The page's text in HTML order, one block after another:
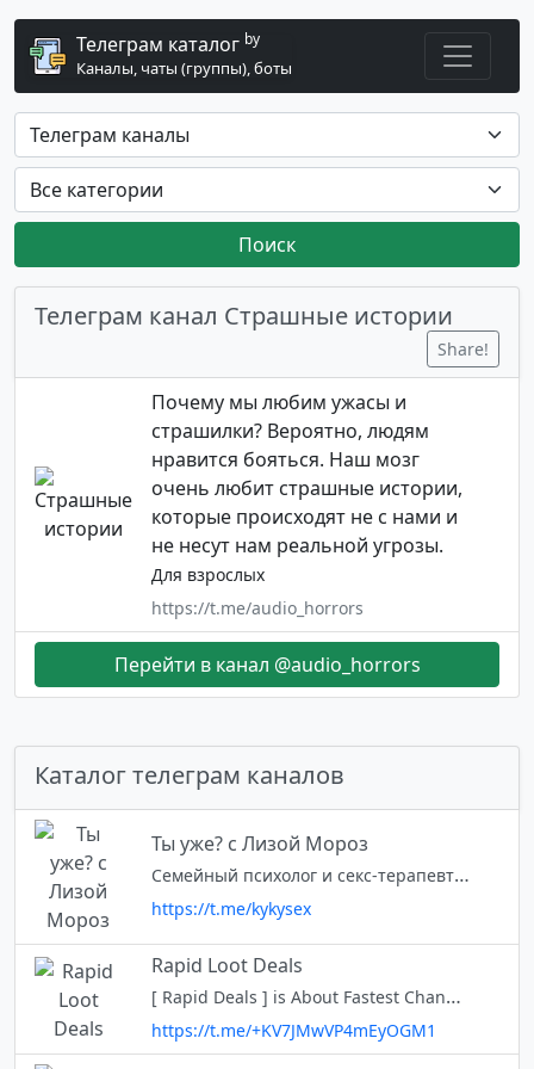
Телеграм каталог by
Каналы, чаты (группы), боты
Поиск
Телеграм канал Страшные истории
Share!
Почему мы любим ужасы и
страшилки? Вероятно, людям
нравится бояться. Наш мозг
очень любит страшные истории,
которые происходят не с нами и
не несут нам реальной угрозы.
Для взрослых
https://t.me/audio_horrors
Перейти в канал @audio_horrors
Каталог телеграм каналов
Ты уже? с Лизой Мороз
Семейный психолог и секс-терапевт Лиза Мороз Слушать подкаст о сексе и отношениях «Ты уже?» там, где вам удобно: https://plinkhq.com/i/1475258237?to=page Связь: @liza_moroz
https://t.me/kykysex
Rapid Loot Deals
[ Rapid Deals ] is About Fastest Channel for New Loots | Best Online Shopping Deals & Offers❤️. Contact bot @Rapid_dealsbot (business) Affiliate Disclosure : https://t.me/c/1290372238/16
https://t.me/+KV7JMwVP4mEyOGM1